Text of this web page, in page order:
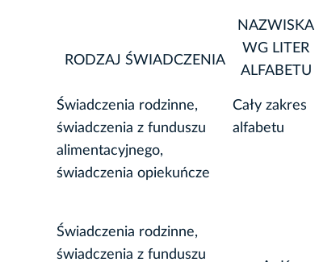
RODZAJ ŚWIADCZENIA
NAZWISKA
WG LITER
ALFABETU
Świadczenia rodzinne,
świadczenia z funduszu
alimentacyjnego,
świadczenia opiekuńcze
Cały zakres
alfabetu
Świadczenia rodzinne,
świadczenia z funduszu